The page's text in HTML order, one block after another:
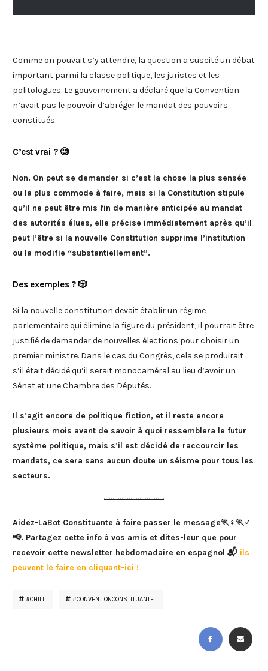
Comme on pouvait s’y attendre, la question a suscité un débat
important parmi la classe politique, les juristes et les
politologues. Le gouvernement a déclaré que la Convention
n’avait pas le pouvoir d’abréger le mandat des pouvoirs
constitués.
C’est vrai ? 🧐
Non. On peut se demander si c’est la chose la plus sensée
ou la plus commode à faire, mais si la Constitution stipule
qu’il ne peut être mis fin de manière anticipée au mandat
des autorités élues, elle précise immédiatement après qu’il
peut l’être si la nouvelle Constitution supprime l’institution
ou la modifie “substantiellement”.
Des exemples ? 🎲
Si la nouvelle constitution devait établir un régime
parlementaire qui élimine la figure du président, il pourrait être
justifié de demander de nouvelles élections pour choisir un
premier ministre. Dans le cas du Congrès, cela se produirait
s’il était décidé qu’il serait monocaméral au lieu d’avoir un
Sénat et une Chambre des Députés.
Il s’agit encore de politique fiction, et il reste encore
plusieurs mois avant de savoir à quoi ressemblera le futur
système politique, mais s’il est décidé de raccourcir les
mandats, ce sera sans aucun doute un séisme pour tous les
secteurs.
Aidez-LaBot Constituante à faire passer le message🏃♀️🏃♂️
📢. Partagez cette info à vos amis et dites-leur que pour
recevoir cette newsletter hebdomadaire en espagnol 📬 ils
peuvent le faire en cliquant-ici !
#CHILI #CONVENTIONCONSTITUANTE